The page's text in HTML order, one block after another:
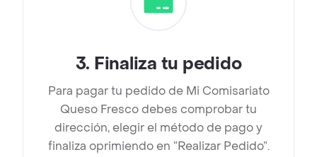
3. Finaliza tu pedido
Para pagar tu pedido de Mi Comisariato
Queso Fresco debes comprobar tu
dirección, elegir el método de pago y
finaliza oprimiendo en “Realizar Pedido”.